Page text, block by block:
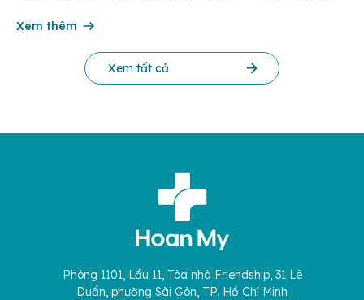
nước: Công ty Cổ phần cấp nước Nghệ An […]
Xem thêm
Xem tất cả
Phòng 1101, Lầu 11, Tòa nhà Friendship, 31 Lê
Duẩn, phường Sài Gòn, TP. Hồ Chí Minh